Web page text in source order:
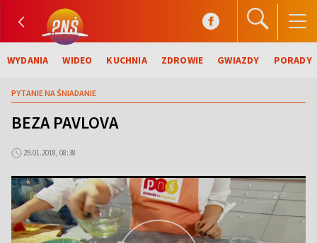
WYDANIA WIDEO KUCHNIA ZDROWIE GWIAZDY PORADY
PYTANIE NA ŚNIADANIE
BEZA PAVLOVA
29.01.2018, 08:38